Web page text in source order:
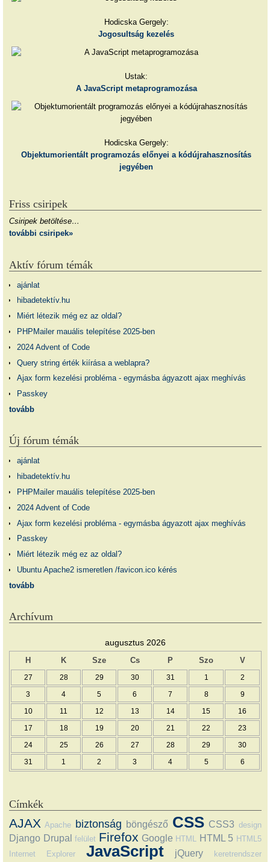
Hodicska Gergely:
Jogosultság kezelés
Ustak:
A JavaScript metaprogramozása
Hodicska Gergely:
Objektumorientált programozás előnyei a kódújrahasznosítás
jegyében
Friss csiripek
Csiripek betöltése…
további csiripek»
Aktív fórum témák
ajánlat
hibadetektív.hu
Miért létezik még ez az oldal?
PHPMailer mauális telepítése 2025-ben
2024 Advent of Code
Query string érték kiírása a weblapra?
Ajax form kezelési probléma - egymásba ágyazott ajax meghívás
Passkey
tovább
Új fórum témák
ajánlat
hibadetektív.hu
PHPMailer mauális telepítése 2025-ben
2024 Advent of Code
Ajax form kezelési probléma - egymásba ágyazott ajax meghívás
Passkey
Miért létezik még ez az oldal?
Ubuntu Apache2 ismeretlen /favicon.ico kérés
tovább
Archívum
augusztus 2026
H K Sze Cs P Szo V
27 28 29 30 31 1 2
3 4 5 6 7 8 9
10 11 12 13 14 15 16
17 18 19 20 21 22 23
24 25 26 27 28 29 30
31 1 2 3 4 5 6
Címkék
AJAX Apache biztonság böngésző CSS CSS3 design
Django Drupal felület Firefox Google HTML HTML 5 HTML5
Internet Explorer
JavaScript jQuery keretrendszer